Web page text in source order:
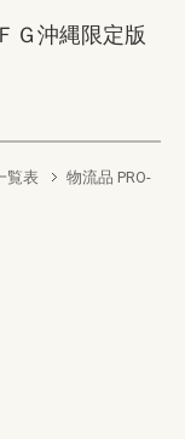
Ｇ沖縄限定版
覧表
物流品 PRO-